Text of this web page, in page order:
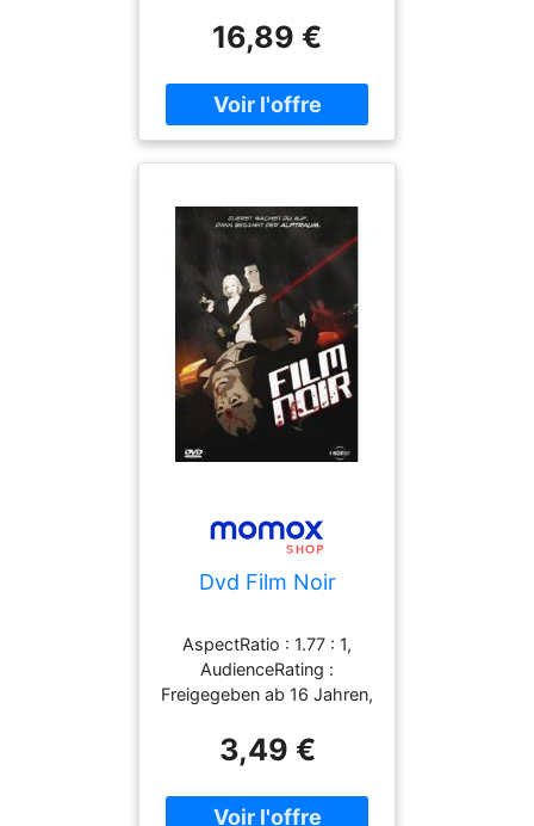
2019-11-07
16,89 €
Dvd Film Noir
AspectRatio : 1.77 : 1,
AudienceRating :
Freigegeben ab 16 Jahren,
DVD,
theatricalReleaseDate :
2007-01-01
3,49 €